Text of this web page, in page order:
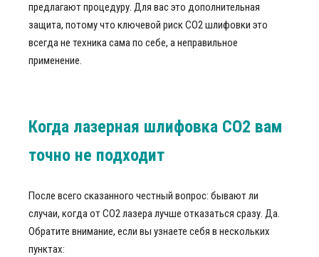
предлагают процедуру. Для вас это дополнительная
защита, потому что ключевой риск СО2 шлифовки это
всегда не техника сама по себе, а неправильное
применение.
Когда лазерная шлифовка CO2 вам
точно не подходит
После всего сказанного честный вопрос: бывают ли
случаи, когда от СО2 лазера лучше отказаться сразу. Да.
Обратите внимание, если вы узнаете себя в нескольких
пунктах: